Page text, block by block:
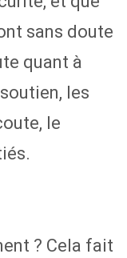
sans doute
quant à
soutien, les
le
? Cela fait